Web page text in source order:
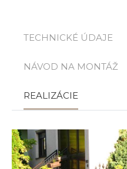
TECHNICKÉ ÚDAJE
NÁVOD NA MONTÁŽ
REALIZÁCIE